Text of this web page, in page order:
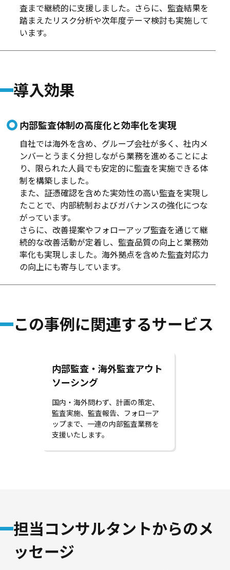
査まで継続的に支援しました。さらに、監査結果を
踏まえたリスク分析や次年度テーマ検討も実施して
います。
導入効果
内部監査体制の高度化と効率化を実現
自社では海外を含め、グループ会社が多く、社内メ
ンバーとうまく分担しながら業務を進めることによ
り、限られた人員でも安定的に監査を実施できる体
制を構築しました。
また、証憑確認を含めた実効性の高い監査を実現し
たことで、内部統制およびガバナンスの強化につな
がっています。
さらに、改善提案やフォローアップ監査を通じて継
続的な改善活動が定着し、監査品質の向上と業務効
率化も実現しました。海外拠点を含めた監査対応力
の向上にも寄与しています。
この事例に関連するサービス
内部監査・海外監査アウト
ソーシング
国内・海外問わず、計画の策定、
監査実施、監査報告、フォローア
ップまで、一連の内部監査業務を
支援いたします。
担当コンサルタントからのメ
ッセージ